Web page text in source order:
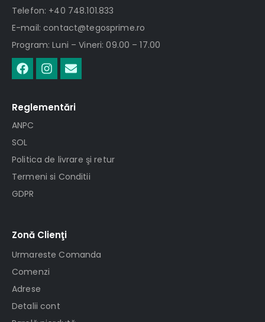
Telefon: +40 748.101.833
E-mail: contact@tegosprime.ro
Program: Luni – Vineri: 09.00 – 17.00
Reglementări
ANPC
SOL
Politica de livrare şi retur
Termeni si Conditii
GDPR
Zonă Clienţi
Urmareste Comanda
Comenzi
Adrese
Detalii cont